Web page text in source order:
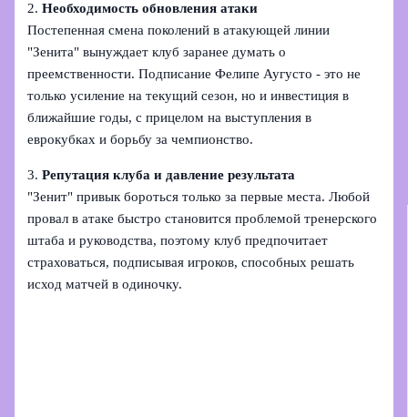
2.Необходимость обновления атаки
Постепенная смена поколений в атакующей линии
"Зенита" вынуждает клуб заранее думать о
преемственности. Подписание Фелипе Аугусто - это не
только усиление на текущий сезон, но и инвестиция в
ближайшие годы, с прицелом на выступления в
еврокубках и борьбу за чемпионство.
3.Репутация клуба и давление результата
"Зенит" привык бороться только за первые места. Любой
провал в атаке быстро становится проблемой тренерского
штаба и руководства, поэтому клуб предпочитает
страховаться, подписывая игроков, способных решать
исход матчей в одиночку.